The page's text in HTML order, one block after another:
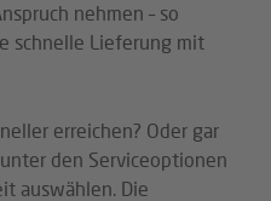
nehmen – so
schnelle Lieferung mit
erreichen? Oder gar
den Serviceoptionen
auswählen. Die